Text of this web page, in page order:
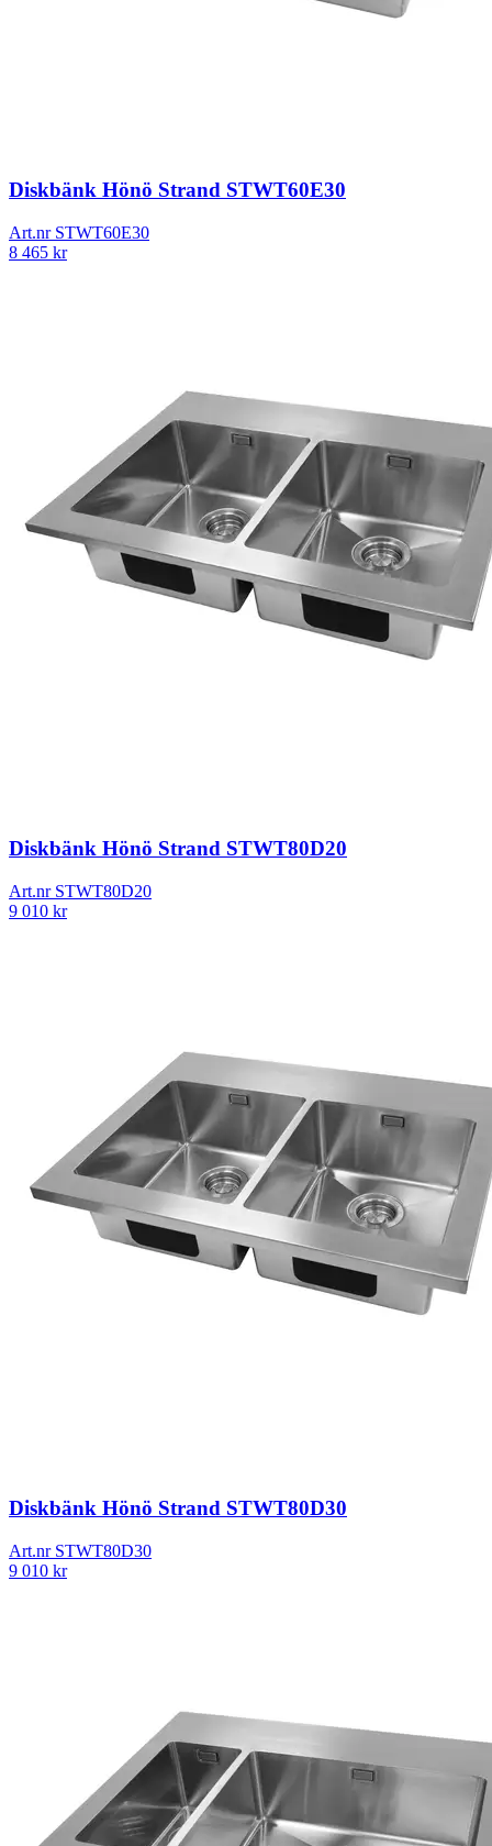
Diskbänk Hönö Strand STWT60E30
Art.nr STWT60E30
8 465 kr
Diskbänk Hönö Strand STWT80D20
Art.nr STWT80D20
9 010 kr
Diskbänk Hönö Strand STWT80D30
Art.nr STWT80D30
9 010 kr